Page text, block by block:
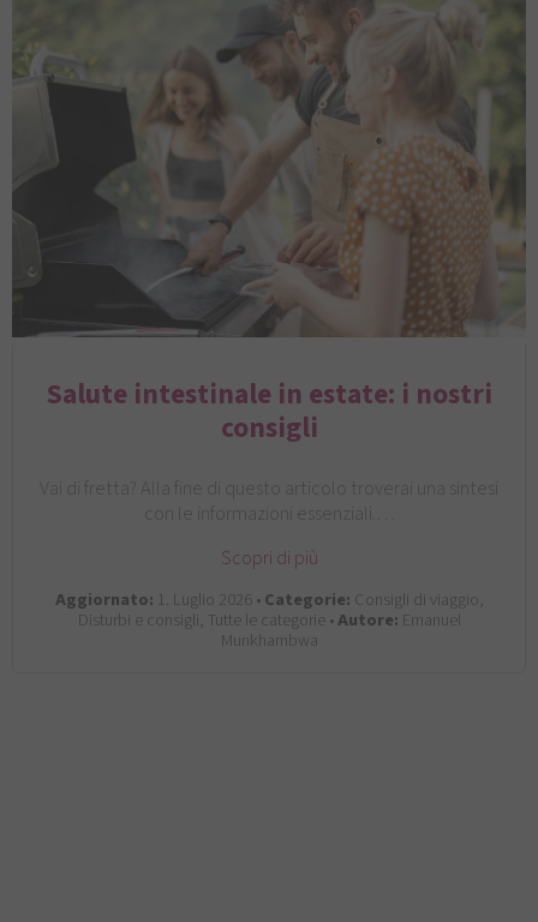
Salute intestinale in estate: i nostri
consigli
Vai di fretta? Alla fine di questo articolo troverai una sintesi
con le informazioni essenziali.…
Scopri di più
Aggiornato: 1. Luglio 2026 •Categorie: Consigli di viaggio,
Disturbi e consigli, Tutte le categorie •Autore: Emanuel
Munkhambwa